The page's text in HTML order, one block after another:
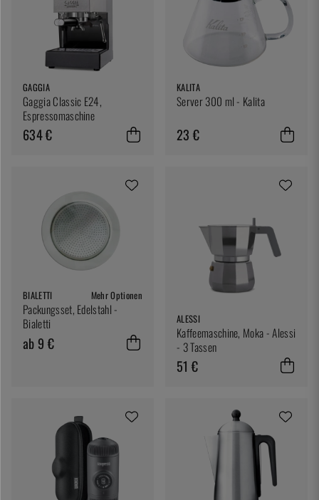
GAGGIA
Gaggia Classic E24,
Espressomaschine
634 €
KALITA
Server 300 ml - Kalita
23 €
BIALETTI Mehr Optionen
Packungsset, Edelstahl -
Bialetti
ab 9 €
ALESSI
Kaffeemaschine, Moka - Alessi
- 3 Tassen
51 €